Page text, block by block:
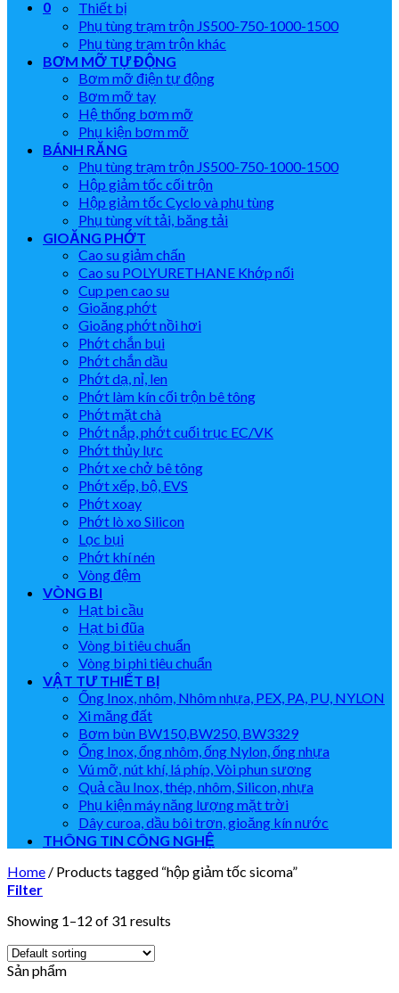
0
Thiết bị
Phụ tùng trạm trộn JS500-750-1000-1500
Phụ tùng trạm trộn khác
BƠM MỠ TỰ ĐỘNG
Bơm mỡ điện tự động
Bơm mỡ tay
Hệ thống bơm mỡ
Phụ kiện bơm mỡ
BÁNH RĂNG
Phụ tùng trạm trộn JS500-750-1000-1500
Hộp giảm tốc cối trộn
Hộp giảm tốc Cyclo và phụ tùng
Phụ tùng vít tải, băng tải
GIOĂNG PHỚT
Cao su giảm chấn
Cao su POLYURETHANE Khớp nối
Cup pen cao su
Gioăng phớt
Gioăng phớt nồi hơi
Phớt chắn bụi
Phớt chắn dầu
Phớt dạ, nỉ, len
Phớt làm kín cối trộn bê tông
Phớt mặt chà
Phớt nắp, phớt cuối trục EC/VK
Phớt thủy lực
Phớt xe chở bê tông
Phớt xếp, bộ, EVS
Phớt xoay
Phớt lò xo Silicon
Lọc bụi
Phớt khí nén
Vòng đệm
VÒNG BI
Hạt bi cầu
Hạt bi đũa
Vòng bi tiêu chuẩn
Vòng bi phi tiêu chuẩn
VẬT TƯ THIẾT BỊ
Ống Inox, nhôm, Nhôm nhựa, PEX, PA, PU, NYLON
Xi măng đất
Bơm bùn BW150,BW250, BW3329
Ống Inox, ống nhôm, ống Nylon, ống nhựa
Vú mỡ, nút khí, lá phíp, Vòi phun sương
Quả cầu Inox, thép, nhôm, Silicon, nhựa
Phụ kiện máy năng lượng mặt trời
Dây curoa, dầu bôi trơn, gioăng kín nước
THÔNG TIN CÔNG NGHỆ
Home / Products tagged “hộp giảm tốc sicoma”
Filter
Showing 1–12 of 31 results
Sản phẩm